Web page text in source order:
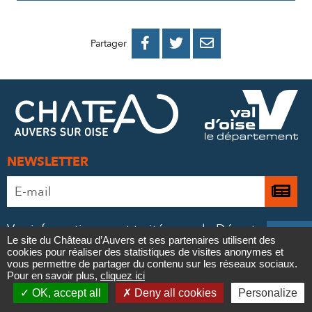
Contact

Newsletter
Partager 
PARTAGER
FACEBOOK
PARTAGER
PARTAGER
MAIL
NEWSLETTER
Adresse
e-
*
Je
la
Vos informations sont traitées par le Département
du Val d’Oise, sur la base de votre consentement,
pour votre inscription à la newsletter.
Pour en savoir plus et exercer vos droits,consultez
notre politique de confidentialité.
Le site du Château d’Auvers et ses partenaires utilisent des
cookies pour réaliser des statistiques de visites anonymes et
vous permettre de partager du contenu sur les réseaux sociaux.
Pour en savoir plus, cliquez ici
OK, accept all
Deny all cookies Personalize